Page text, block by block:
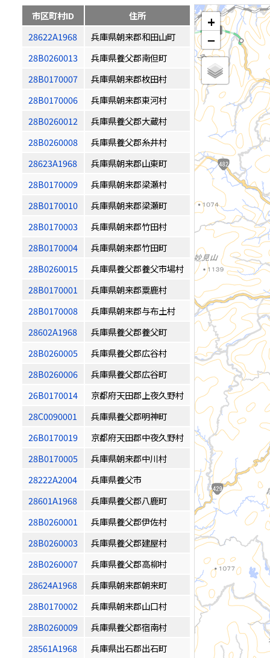
市区町村ID
住所
28622A1968
兵庫県朝来郡和田山町
28B0260013
兵庫県養父郡南但町
28B0170007
兵庫県朝来郡枚田村
28B0170006
兵庫県朝来郡東河村
28B0260012
兵庫県養父郡大蔵村
28B0260008
兵庫県養父郡糸井村
28623A1968
兵庫県朝来郡山東町
28B0170009
兵庫県朝来郡梁瀬村
28B0170010
兵庫県朝来郡梁瀬町
28B0170003
兵庫県朝来郡竹田村
28B0170004
兵庫県朝来郡竹田町
28B0260015
兵庫県養父郡養父市場村
28B0170001
兵庫県朝来郡粟鹿村
28B0170008
兵庫県朝来郡与布土村
28602A1968
兵庫県養父郡養父町
28B0260005
兵庫県養父郡広谷村
28B0260006
兵庫県養父郡広谷町
26B0170014
京都府天田郡上夜久野村
28C0090001
兵庫県養父郡明神町
26B0170019
京都府天田郡中夜久野村
28B0170005
兵庫県朝来郡中川村
28222A2004
兵庫県養父市
28601A1968
兵庫県養父郡八鹿町
28B0260001
兵庫県養父郡伊佐村
28B0260003
兵庫県養父郡建屋村
28B0260007
兵庫県養父郡高柳村
28624A1968
兵庫県朝来郡朝来町
28B0170002
兵庫県朝来郡山口村
28B0260009
兵庫県養父郡宿南村
28561A1968
兵庫県出石郡出石町
+
−